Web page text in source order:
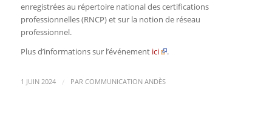
enregistrées au répertoire national des certifications
professionnelles (RNCP) et sur la notion de réseau
professionnel.
Plus d’informations sur l’événement ici .
1 JUIN 2024 / PAR COMMUNICATION ANDÈS